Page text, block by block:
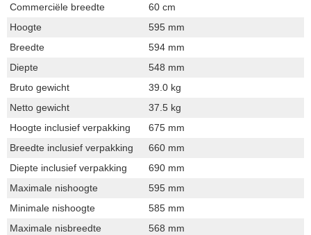
Commerciële breedte
60 cm
Hoogte
595 mm
Breedte
594 mm
Diepte
548 mm
Bruto gewicht
39.0 kg
Netto gewicht
37.5 kg
Hoogte inclusief verpakking
675 mm
Breedte inclusief verpakking
660 mm
Diepte inclusief verpakking
690 mm
Maximale nishoogte
595 mm
Minimale nishoogte
585 mm
Maximale nisbreedte
568 mm